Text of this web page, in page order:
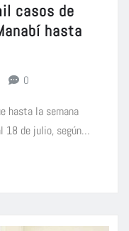
casos de
hasta
0
hasta la semana
18 de julio, según…